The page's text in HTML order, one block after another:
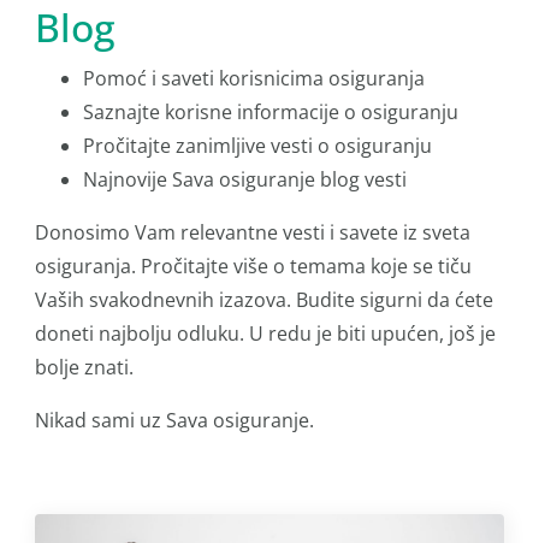
Blog
Pomoć i saveti korisnicima osiguranja
Saznajte korisne informacije o osiguranju
Pročitajte zanimljive vesti o osiguranju
Najnovije Sava osiguranje blog vesti
Donosimo Vam relevantne vesti i savete iz sveta
osiguranja. Pročitajte više o temama koje se tiču
Vaših svakodnevnih izazova. Budite sigurni da ćete
doneti najbolju odluku. U redu je biti upućen, još je
bolje znati.
Nikad sami uz Sava osiguranje.